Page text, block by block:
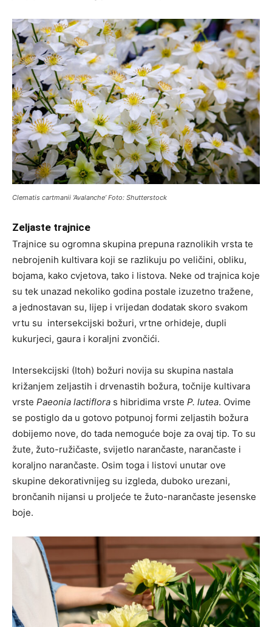
Clematis cartmanii ‘Avalanche’ Foto: Shutterstock
Zeljaste trajnice
Trajnice su ogromna skupina prepuna raznolikih vrsta te
nebrojenih kultivara koji se razlikuju po veličini, obliku,
bojama, kako cvjetova, tako i listova. Neke od trajnica koje
su tek unazad nekoliko godina postale izuzetno tražene,
a jednostavan su, lijep i vrijedan dodatak skoro svakom
vrtu su intersekcijski božuri, vrtne orhideje, dupli
kukurjeci, gaura i koraljni zvončići.
Intersekcijski (Itoh) božuri novija su skupina nastala
križanjem zeljastih i drvenastih božura, točnije kultivara
vrste Paeonia lactiflora s hibridima vrste P. lutea. Ovime
se postiglo da u gotovo potpunoj formi zeljastih božura
dobijemo nove, do tada nemoguće boje za ovaj tip. To su
žute, žuto-ružičaste, svijetlo narančaste, narančaste i
koraljno narančaste. Osim toga i listovi unutar ove
skupine dekorativnijeg su izgleda, duboko urezani,
brončanih nijansi u proljeće te žuto-narančaste jesenske
boje.